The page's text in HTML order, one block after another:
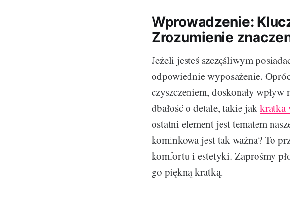
Wprowadzenie:
Zrozumienie
Jeżeli jesteś szczęśliwym
odpowiednie wyposażenie.
czyszczeniem, doskonały
dbałość o detale, takie jakkratka
ostatni element jest tematem
kominkowa jest tak ważna? To
komfortu i estetyki. Zaprośmy
go piękną kratką,